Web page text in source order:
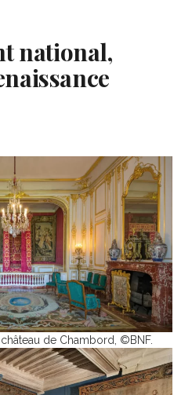
national,
de Chambord, ©BNF.